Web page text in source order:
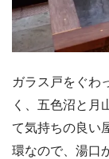
ガラス戸をぐわ
く、五色沼と月
て気持ちの良い
環なので、湯口